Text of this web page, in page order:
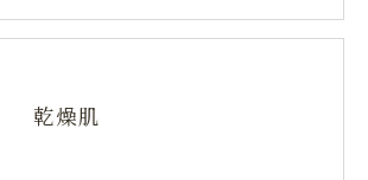
乾燥肌